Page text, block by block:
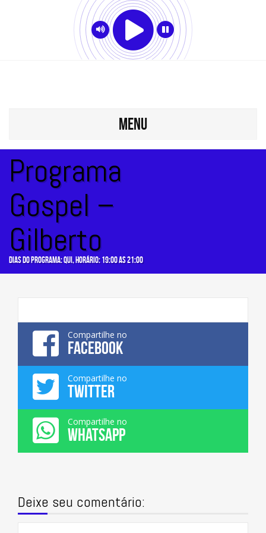
MENU
Programa
Gospel –
Gilberto
Dias do programa: qui, Horário: 19:00 as 21:00
Compartilhe no
FACEBOOK
Compartilhe no
TWITTER
Compartilhe no
WHATSAPP
Deixe seu comentário: